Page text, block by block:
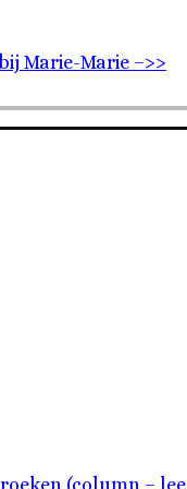
Marie-Marie –>>
(column –